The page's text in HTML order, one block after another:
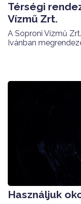
Térségi
Vízmű Zrt.
A Soproni Vízmű
Ivánban
Használjuk